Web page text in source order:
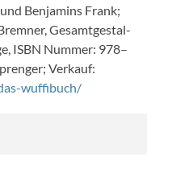
Ben­jamins Frank;
Gesamt­gestal­
ISBN Num­mer: 978–
Verkauf:
wuffibuch/